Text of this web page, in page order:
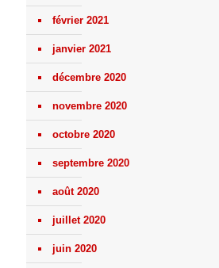
février 2021
janvier 2021
décembre 2020
novembre 2020
octobre 2020
septembre 2020
août 2020
juillet 2020
juin 2020